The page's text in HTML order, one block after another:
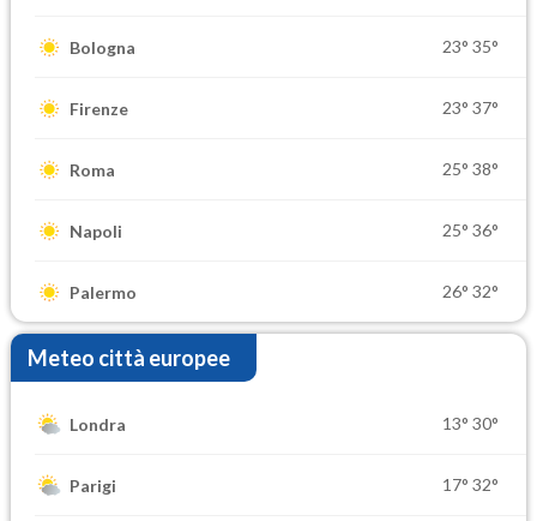
Bologna 23° 35°
Firenze 23° 37°
Roma 25° 38°
Napoli 25° 36°
Palermo 26° 32°
Meteo città europee
Londra 13° 30°
Parigi 17° 32°